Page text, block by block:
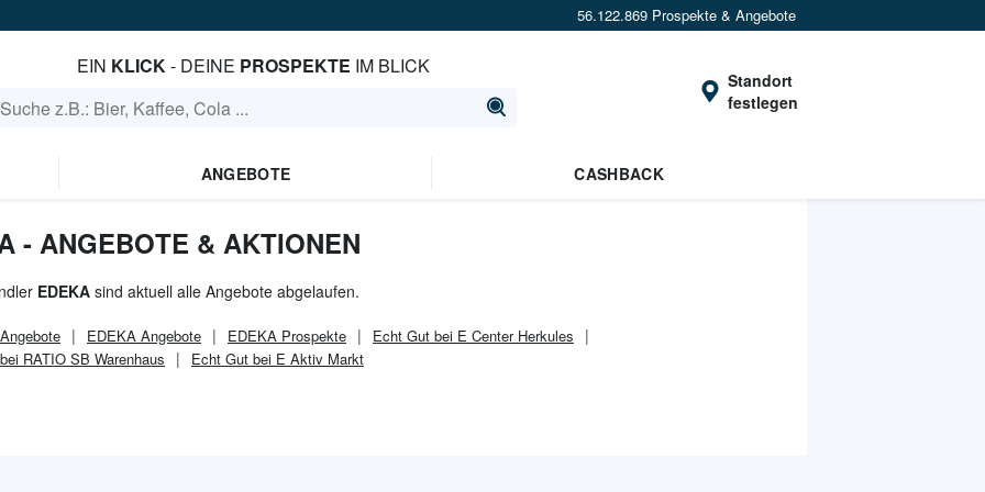
56.122.869 Prospekte & Angebote
EIN KLICK- DEINE PROSPEKTE IM BLICK
Standort
festlegen
ANGEBOTE CASHBACK
- ANGEBOTE & AKTIONEN
EDEKA sind aktuell alle Angebote abgelaufen.
EDEKA Angebote EDEKA Prospekte
Echt Gut bei E Center Herkules
RATIO SB Warenhaus
Echt Gut bei E Aktiv Markt